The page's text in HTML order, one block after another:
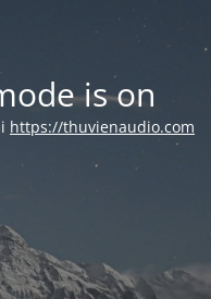
is on
https://thuvienaudio.com